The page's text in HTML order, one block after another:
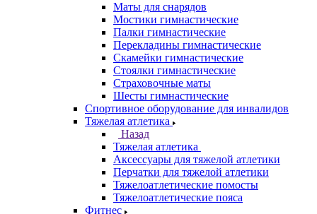
Маты для снарядов
Мостики гимнастические
Палки гимнастические
Перекладины гимнастические
Скамейки гимнастические
Стоялки гимнастические
Страховочные маты
Шесты гимнастические
Спортивное оборудование для инвалидов
Тяжелая атлетика
Назад
Тяжелая атлетика
Аксессуары для тяжелой атлетики
Перчатки для тяжелой атлетики
Тяжелоатлетические помосты
Тяжелоатлетические пояса
Фитнес